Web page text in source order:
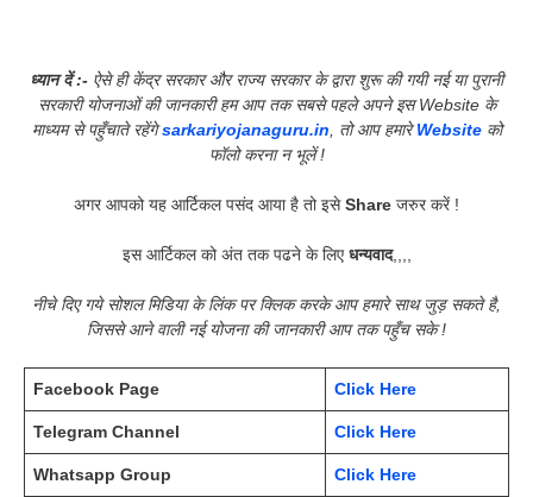
ध्यान दें :- ऐसे ही केंद्र सरकार और राज्य सरकार के द्वारा शुरू की गयी नई या पुरानी
सरकारी योजनाओं की जानकारी हम आप तक सबसे पहले अपने इस Website के
माध्यम से पहुँचाते रहेंगेsarkariyojanaguru.in , तो आप हमारेWebsiteको
फॉलो करना न भूलें !
अगर आपको यह आर्टिकल पसंद आया है तो इसेShare जरुर करें !
इस आर्टिकल को अंत तक पढने के लिएधन्यवाद,,,,
नीचे दिए गये सोशल मिडिया के लिंक पर क्लिक करके आप हमारे साथ जुड़ सकते है,
जिससे आने वाली नई योजना की जानकारी आप तक पहुँच सके !
Facebook Page Click Here
Telegram Channel Click Here
Whatsapp Group Click Here